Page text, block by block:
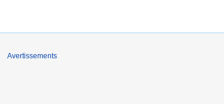
Avertissements